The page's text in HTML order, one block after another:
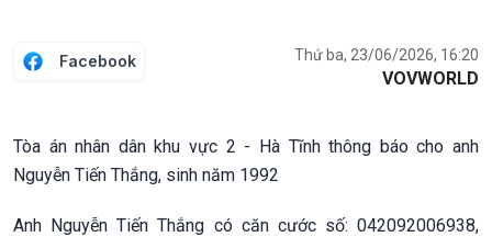
Facebook Thứ ba, 23/06/2026, 16:20
VOVWORLD
Tòa án nhân dân khu vực 2 - Hà Tĩnh thông báo cho anh
Nguyễn Tiến Thắng, sinh năm 1992
Anh Nguyễn Tiến Thắng có căn cước số: 042092006938,